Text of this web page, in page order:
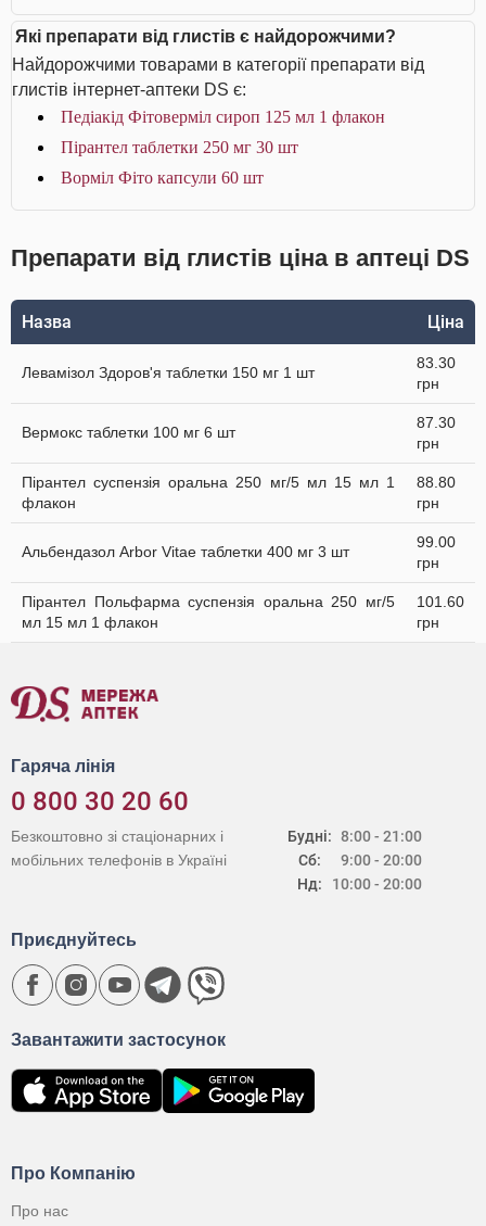
Які препарати від глистів є найдорожчими?
Найдорожчими товарами в категорії препарати від
глистів інтернет-аптеки DS є:
Педіакід Фітоверміл сироп 125 мл 1 флакон
Пірантел таблетки 250 мг 30 шт
Ворміл Фіто капсули 60 шт
Препарати від глистів ціна в аптеці DS
Назва Ціна
Левамізол Здоров'я таблетки 150 мг 1 шт
83.30
грн
Вермокс таблетки 100 мг 6 шт
87.30
грн
Пірантел суспензія оральна 250 мг/5 мл 15 мл 1
флакон
88.80
грн
Альбендазол Arbor Vitae таблетки 400 мг 3 шт
99.00
грн
Пірантел Польфарма суспензія оральна 250 мг/5
мл 15 мл 1 флакон
101.60
грн
Гаряча лінія
0 800 30 20 60
Будні:
Сб:
Нд:
8:00 - 21:00
9:00 - 20:00
10:00 - 20:00
Безкоштовно зі стаціонарних і
мобільних телефонів в Україні
Про Компанію
Про нас
Завантажити застосунок
Приєднуйтесь